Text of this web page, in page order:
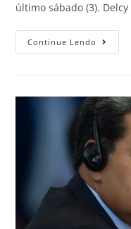
último sábado (3).
Continue Lendo